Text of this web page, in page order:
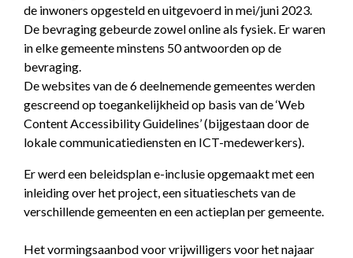
de inwoners opgesteld en uitgevoerd in mei/juni 2023.
De bevraging gebeurde zowel online als fysiek. Er waren
in elke gemeente minstens 50 antwoorden op de
bevraging.
De websites van de 6 deelnemende gemeentes werden
gescreend op toegankelijkheid op basis van de ‘Web
Content Accessibility Guidelines’ (bijgestaan door de
lokale communicatiediensten en ICT-medewerkers).
Er werd een beleidsplan e-inclusie opgemaakt met een
inleiding over het project, een situatieschets van de
verschillende gemeenten en een actieplan per gemeente.
Het vormingsaanbod voor vrijwilligers voor het najaar